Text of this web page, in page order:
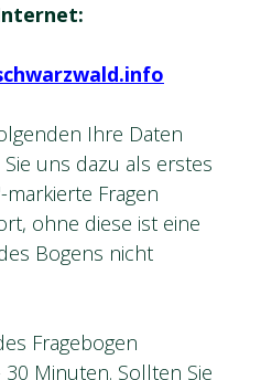
Ihre Daten
uns dazu als erstes
Fragen
ohne diese ist eine
Bogens nicht
Fragebogen
30 Minuten. Sollten Sie